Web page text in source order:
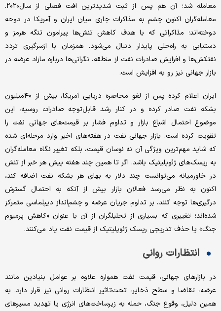
معامله شد؛ آن هم پس از ثبت شدیدترین افت فصلی از سال۲۰۲۰.
معامله‌گران اکنون چشم به مذاکرات جاری میان ایران و آمریکا در دوحه
دوخته‌اند؛ مذاکراتی که با هدف کاهش تنش‌ها پیرامون تنگه هرمز و
دستیابی به راه‌حلی پایدار دنبال می‌شود. همزمان با ازسرگیری تردد
نفتکش‌ها و افزایش صادرات نفت از منطقه، نگرانی‌ها درباره مازاد عرضه در
بازار جهانی نیز رو به افزایش است.
ایران اعلام کرده پس از لغو محاصره دریایی آمریکا، بیش از ۴۰‌میلیون
بشکه نفت صادر کرده و در کنار رشد قابل‌توجه صادرات روسیه، این
موضوع احتمال اشباع بازار و تداوم فشار بر قیمت‌های جهانی نفت را
تقویت کرده است. بازار جهانی نفت در هفته‌های اخیر وارد مرحله‌ای شده
که شاید مهم‌ترین ویژگی آن نه نوسان قیمت، بلکه تغییر نگاه معامله‌گران
به ریسک‌های ژئوپلیتیک باشد. اگر تا همین چند هفته پیش هر خبر از تنش
در خاورمیانه می‌توانست چند دلار به بهای هر بشکه نفت اضافه کند،
اکنون به نظر می‌رسد فعالان بازار بیش از آنکه به احتمال گسترش
درگیری‌ها توجه کنند، بر تداوم جریان عرضه و چشم‌انداز دیپلماسی متمرکز
شده‌اند؛ تغییری که بسیاری از تحلیلگران از آن با عنوان «کاهش پرمیوم
جنگ» یا حذف تدریجی ریسک ژئوپلیتیک از قیمت نفت یاد می‌کنند.
انتظارات روانی
در بازارهای جهانی، قیمت نفت همواره علاوه بر عوامل بنیادین مانند
عرضه، تقاضا و سطح ذخایر، تحت‌تاثیر انتظارات روانی نیز قرار دارد. به
همین دلیل، وقوع جنگ، حمله به زیرساخت‌های انرژی یا تهدید مسیرهای